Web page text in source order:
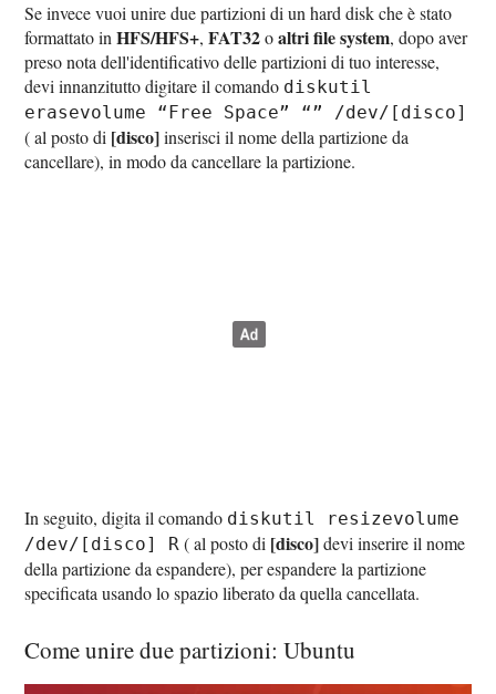
Se invece vuoi unire due partizioni di un hard disk che è stato
formattato inHFS/HFS+,FAT32oaltri file system, dopo aver
preso nota dell'identificativo delle partizioni di tuo interesse,
devi innanzitutto digitare il comando diskutil
erasevolume “Free Space” “” /dev/[disco]
( al posto di [disco]inserisci il nome della partizione da
cancellare), in modo da cancellare la partizione.
In seguito, digita il comando diskutil resizevolume
/dev/[disco] R ( al posto di [disco]devi inserire il nome
della partizione da espandere), per espandere la partizione
specificata usando lo spazio liberato da quella cancellata.
Come unire due partizioni: Ubuntu